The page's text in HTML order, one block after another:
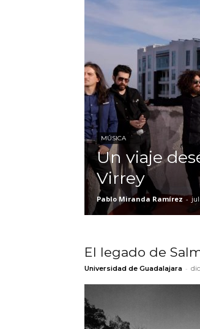
MÚSICA
Un viaje
Virrey
Pablo Miranda Ramírez -
El legado de
Universidad de Guadalajara -